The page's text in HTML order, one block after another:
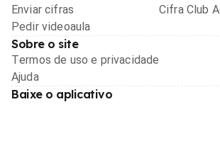
Enviar cifras
Pedir videoaula
Cifra Club
Sobre o site
Termos de uso e privacidade
Ajuda
Baixe o aplicativo